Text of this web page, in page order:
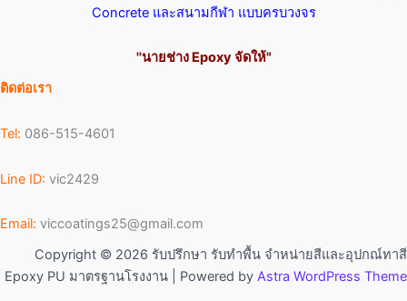
Concrete และสนามกีฬา แบบครบวงจร
''นายช่าง Epoxy จัดให้"
ติดต่อเรา
Tel: 086-515-4601
Line ID: vic2429
Email: viccoatings25@gmail.com
Copyright © 2026 รับปรึกษา รับทำพื้น จำหน่ายสีและอุปกณ์ทาสี
Epoxy PU มาตรฐานโรงงาน | Powered by Astra WordPress Theme